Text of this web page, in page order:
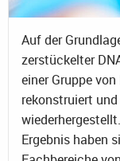
Auf der
zerstückelter
einer Gruppe
rekonstruiert
Ergebnis haben